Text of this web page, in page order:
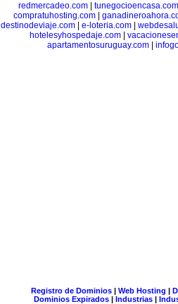
redmercadeo.com| tunegocioencasa.com
compratuhosting.com|
destinodeviaje.com
e-loteria.com
hotelesyhospedaje.com
apartamentosuruguay.com|
Registro de Dominios| Web Hosting |
Dominios Expirados | Industrias |